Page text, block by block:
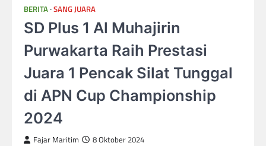
BERITA SANG JUARA
SD Plus 1 Al Muhajirin
Purwakarta Raih Prestasi
Juara 1 Pencak Silat Tunggal
di APN Cup Championship
2024
Fajar Maritim 8 Oktober 2024